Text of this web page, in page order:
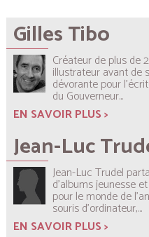
Gilles Tibo
Créateur de plus de
illustrateur avant de
dévorante pour
du Gouverneur...
EN SAVOIR PLUS >
Jean-Luc
Jean-Luc Trudel
d’albums jeunesse
pour le monde de
souris d’ordinateur,...
EN SAVOIR PLUS >